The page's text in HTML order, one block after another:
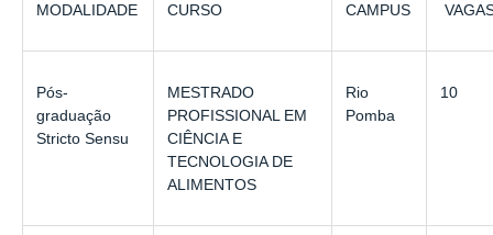
MODALIDADE CURSO CAMPUS
Pós-
graduação
Stricto Sensu
MESTRADO
PROFISSIONAL EM
CIÊNCIA E
TECNOLOGIA DE
ALIMENTOS
Rio
Pomba
10